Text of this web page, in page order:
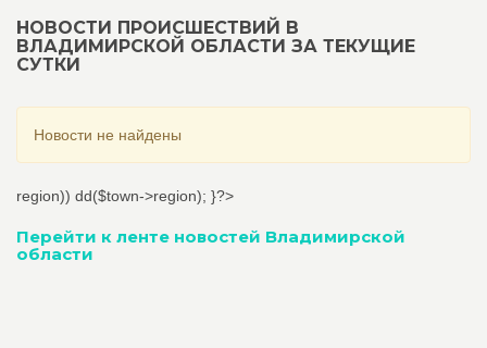
НОВОСТИ ПРОИСШЕСТВИЙ В
ВЛАДИМИРСКОЙ ОБЛАСТИ ЗА ТЕКУЩИЕ
СУТКИ
Новости не найдены
region)) dd($town->region); }?>
Перейти к ленте новостей Владимирской
области